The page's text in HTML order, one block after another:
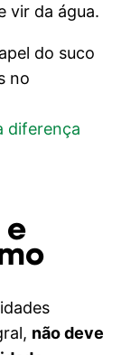
vir da água.
do suco
no
diferença
e
não deve